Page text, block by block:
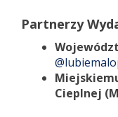
Partnerzy
Cieplnej